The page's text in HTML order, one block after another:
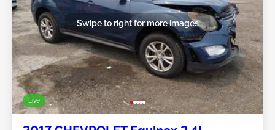
Live
Swipe to right for more images